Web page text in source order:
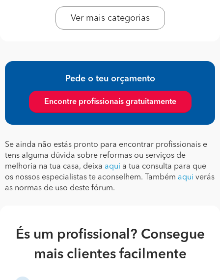
Ver mais categorias
Pede o teu orçamento
Encontre profissionais gratuitamente
Se ainda não estás pronto para encontrar profissionais e
tens alguma dúvida sobre reformas ou serviços de
melhoria na tua casa, deixa aqui a tua consulta para que
os nossos especialistas te aconselhem. Também aqui verás
as normas de uso deste fórum.
És um profissional? Consegue
mais clientes facilmente